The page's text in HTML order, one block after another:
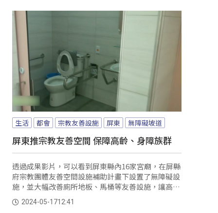
所需的經費；對此
生活 都會 宗教友善設施 屏東 無障礙坡道
屏東推宗教友善空間 保障高齡、身障族群
透過成果影片，可以看到屏東縣內16家宮廟，在屏縣
府宗教團體友善空間設施補助計畫下設置了無障礙設
施，並大幅改善廁所地板、馬桶等友善設施，讓高齡
長者或身心障礙的民眾進出更方便。 民眾：「給老人
家也好、孕婦也好、還有殘障也好，那些可以給他們
2024-05-1712:41